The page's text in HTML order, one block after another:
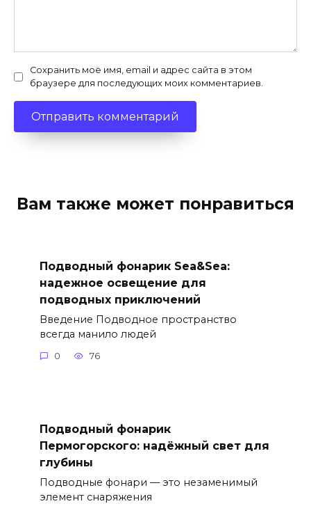
Сохранить моё имя, email и адрес сайта в этом
браузере для последующих моих комментариев.
Вам также может понравиться
Подводный фонарик Sea&Sea:
надежное освещение для
подводных приключений
Введение Подводное пространство
всегда манило людей
0 76
Подводный фонарик
Пермогорского: надёжный свет для
глубины
Подводные фонари — это незаменимый
элемент снаряжения